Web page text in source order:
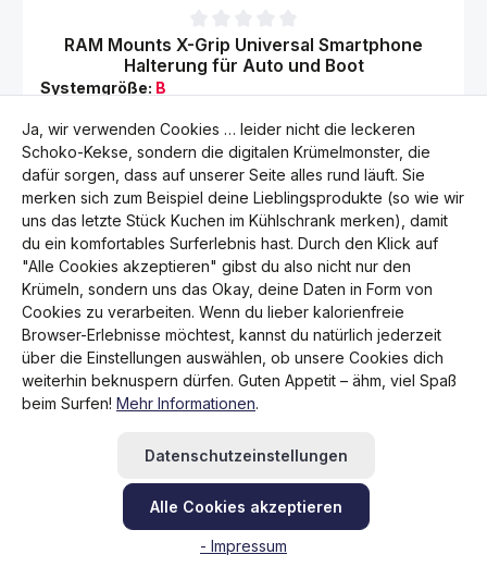
Durchschnittliche Bewertung von 0 von 5 Sternen
RAM Mounts X-Grip Universal Smartphone
Halterung für Auto und Boot
Systemgröße: B
Regulärer Preis:
89,95 €
Preise inkl. MwSt. zzgl. Versandkosten
Produkt Anzahl: Gib den gewünschten
S
Ja, wir verwenden Cookies … leider nicht die leckeren
Schoko-Kekse, sondern die digitalen Krümelmonster, die
dafür sorgen, dass auf unserer Seite alles rund läuft. Sie
merken sich zum Beispiel deine Lieblingsprodukte (so wie wir
uns das letzte Stück Kuchen im Kühlschrank merken), damit
du ein komfortables Surferlebnis hast. Durch den Klick auf
"Alle Cookies akzeptieren" gibst du also nicht nur den
Krümeln, sondern uns das Okay, deine Daten in Form von
Cookies zu verarbeiten. Wenn du lieber kalorienfreie
Browser-Erlebnisse möchtest, kannst du natürlich jederzeit
über die Einstellungen auswählen, ob unsere Cookies dich
weiterhin beknuspern dürfen. Guten Appetit – ähm, viel Spaß
beim Surfen! Mehr Informationen.
Datenschutzeinstellungen
Alle Cookies akzeptieren
- Impressum